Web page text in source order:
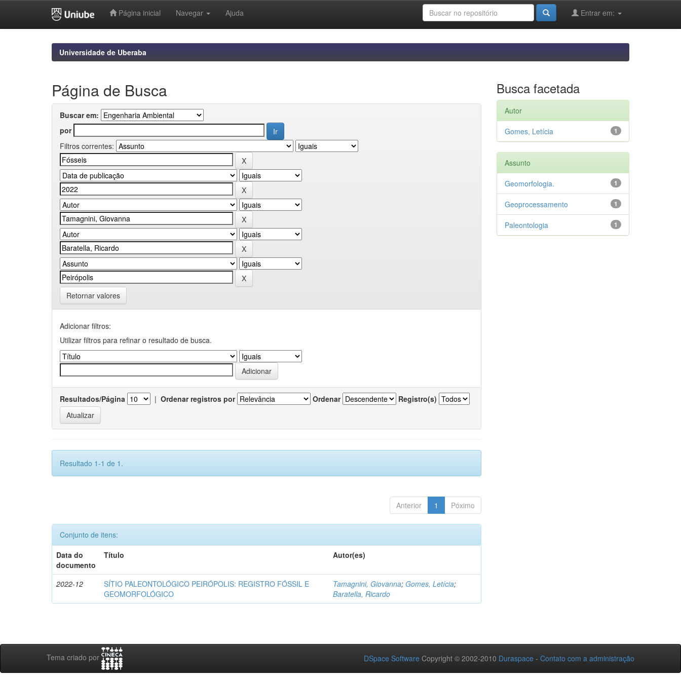
Página inicial Navegar Ajuda Entrar em:
Universidade de Uberaba
Página de Busca
Buscar em:
por
Filtros correntes:
Retornar valores
Adicionar filtros:
Utilizar filtros para refinar o resultado de busca.
Resultados/Página | Ordenar registros por Ordenar Registro(s)
Resultado 1-1 de 1.
Anterior 1 Póximo
Conjunto de itens:
Data do
documento
Título Autor(es)
2022-12
SÍTIO PALEONTOLÓGICO PEIRÓPOLIS: REGISTRO FÓSSIL E
GEOMORFOLÓGICO
Tamagnini, Giovanna; Gomes, Letícia;
Baratella, Ricardo
Busca facetada
Autor
1
Gomes, Letícia
Assunto
1
Geomorfologia.
1
Geoprocessamento
1
Paleontologia
Tema criado por DSpace Software Copyright © 2002-2010 Duraspace - Contato com a administração